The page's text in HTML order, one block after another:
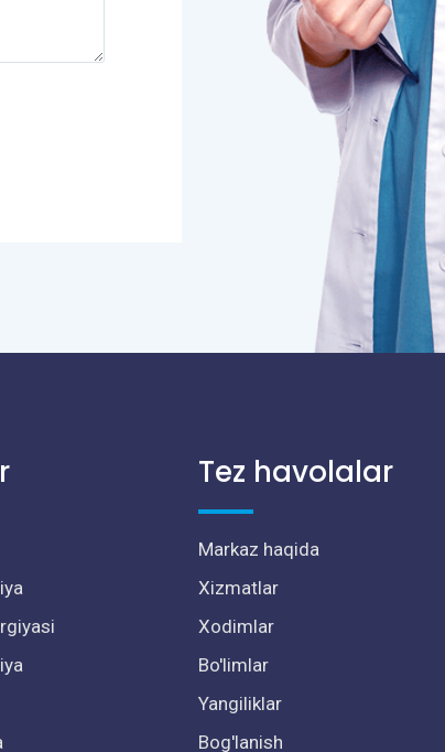
Tez havolalar
Markaz haqida
Xizmatlar
Xodimlar
Bo'limlar
Yangiliklar
Bog'lanish